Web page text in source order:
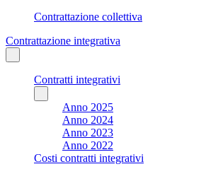
Contrattazione collettiva
Contrattazione integrativa
Contratti integrativi
Anno 2025
Anno 2024
Anno 2023
Anno 2022
Costi contratti integrativi